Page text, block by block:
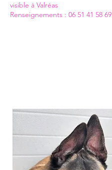
visible à Valréas
Renseignements : 06 51 41 58 69